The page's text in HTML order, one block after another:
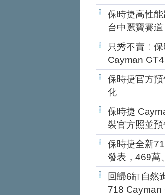
保時捷高性
台中麗寶賽
只秀不賣！
Cayman
保時捷官方
化
保時捷
裝官方照並
保時捷全新
發表，469萬
回歸6缸自然
718 Cayman